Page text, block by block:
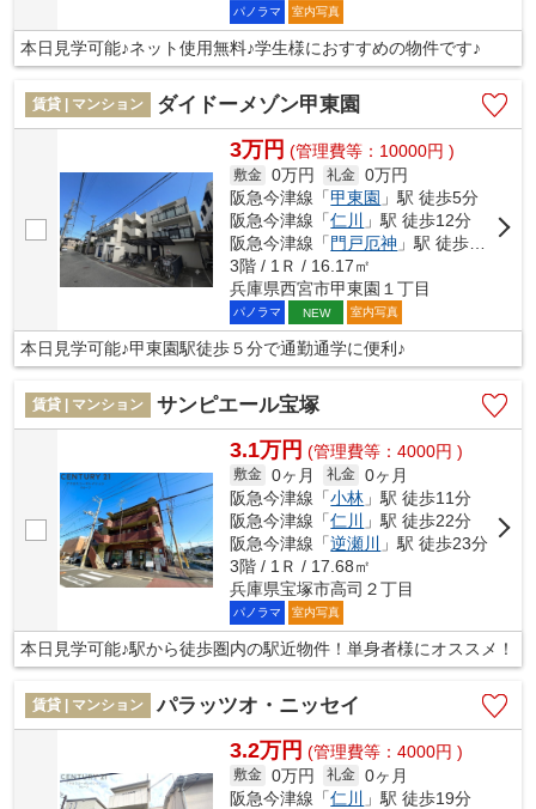
パノラマ 室内写真
本日見学可能♪ネット使用無料♪学生様におすすめの物件です♪
賃貸 | マンション ダイドーメゾン甲東園
3万円 (管理費等：10000円 )
敷金 0万円 礼金 0万円
阪急今津線「甲東園 」駅 徒歩5分
阪急今津線「仁川
」駅 徒歩12分
阪急今津線「 門戸厄神 」駅 徒歩17分
3階 / 1Ｒ / 16.17㎡
兵庫県西宮市甲東園１丁目
パノラマ NEW 室内写真
本日見学可能♪甲東園駅徒歩５分で通勤通学に便利♪
賃貸 | マンション サンピエール宝塚
3.1万円 (管理費等：4000円 )
敷金 0ヶ月 礼金 0ヶ月
阪急今津線「小林 」駅 徒歩11分
阪急今津線「仁川
」駅 徒歩22分
阪急今津線「逆瀬川
」駅 徒歩23分
3階 / 1Ｒ / 17.68㎡
兵庫県宝塚市高司２丁目
パノラマ 室内写真
本日見学可能♪駅から徒歩圏内の駅近物件！単身者様にオススメ！
賃貸 | マンション パラッツオ・ニッセイ
3.2万円 (管理費等：4000円 )
敷金 0万円 礼金 0ヶ月
阪急今津線「仁川
」駅 徒歩19分